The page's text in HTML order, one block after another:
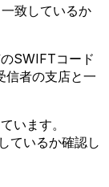
致しているか
SWIFTコード
信者の支店と一
います。
ているか確認し